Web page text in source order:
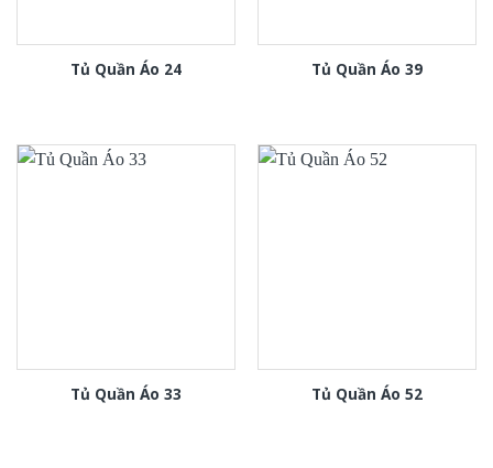
Tủ Quần Áo 24 Tủ Quần Áo 39
Tủ Quần Áo 33 Tủ Quần Áo 52